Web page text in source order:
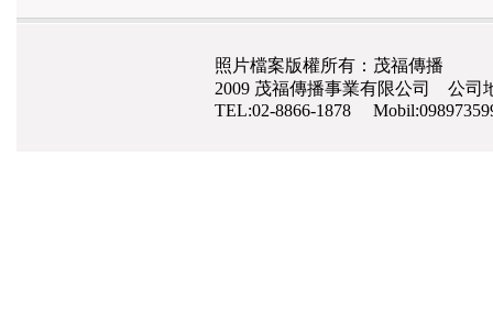
照片檔案版權所有：茂福傳播
2009 茂福傳播事業有限公司 公司
TEL:02-8866-1878